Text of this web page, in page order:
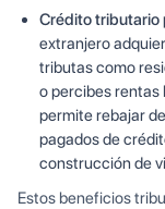
Crédito tributario
extranjero
tributas como
o percibes rentas
permite rebajar
pagados de
construcción de
Estos beneficios